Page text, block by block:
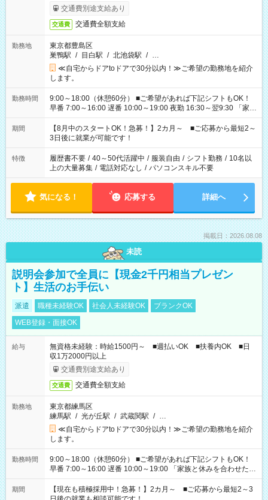
交通費別途支給あり
交通費 交通費全額支給
勤務地
東京都豊島区
巣鴨駅 / 目白駅 / 北池袋駅 / …
≪自宅からドアtoドアで30分以内！≫ご希望の勤務地を紹介
します。
勤務時間
9:00～18:00（休憩60分） ■ご希望があれば下記シフトもOK！
早番 7:00～16:00 遅番 10:00～19:00 夜勤 16:30～翌9:30 「家族
と休みを合わせたい」 「余裕を持って夕飯の準備がしたい」
「できれば残業はしたくない」 など、ご希望を教えてください
ね。 ※Wワーク希望の方へ 今ご覧のお仕事で希望する勤務時間
と、もう1つのお仕事の勤務時間。 合計で週40時間を超える場
合は応募できません。
期間
【8月中のスタートOK！急募！】2カ月～ ■ご応募から最短2～
3日後に就業が可能です！
特徴 履歴書不要 / 40～50代活躍中 / 服装自由 / シフト勤務 / 10名以
上の大量募集 / 電話対応なし / パソコンスキル不要
気になる！ 応募する 詳細へ
掲載日：2026.08.08
未読
説明会参加で全員に【現金2千円相当プレゼン
ト】生活のお手伝い
派遣 職種未経験OK 社会人未経験OK
ブランクOK
WEB登録・面接OK
給与
無資格未経験：時給1500円～ ■週払いOK ■扶養内OK ■日
収1万2000円以上
交通費別途支給あり
交通費 交通費全額支給
勤務地
東京都練馬区
練馬駅 / 光が丘駅 / 武蔵関駅 / …
≪自宅からドアtoドアで30分以内！≫ご希望の勤務地を紹介
します。
勤務時間
9:00～18:00（休憩60分） ■ご希望があれば下記シフトもOK！
早番 7:00～16:00 遅番 10:00～19:00 「家族と休みを合わせた
い」 「余裕を持って夕飯の準備がしたい」 「できれば残業はし
たくない」 など、ご希望を教えてくださいね。 ※Wワーク希望
の方へ 今ご覧のお仕事で希望する勤務時間と、もう1つのお仕事
期間
【現在も積極採用中！急募！】2カ月～ ■ご応募から最短2～3